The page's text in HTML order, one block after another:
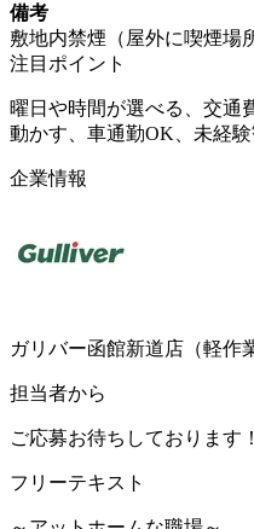
備考
敷地内禁煙（屋外に喫煙場
注目ポイント
曜日や時間が選べる、交通
動かす、車通勤OK、未経
企業情報
ガリバー函館新道店（軽作
担当者から
ご応募お待ちしております！
フリーテキスト